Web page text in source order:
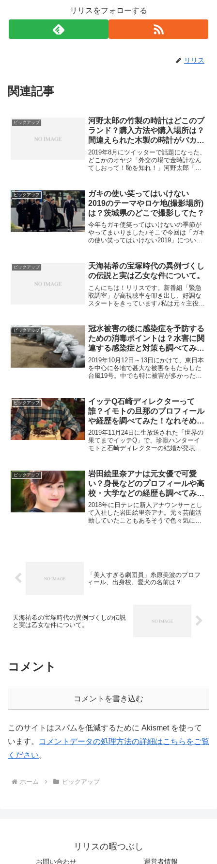
リリスをフォローする
リリス
関連記事
ピックアップ
河野太郎の竹製の時計はどこのブ
ランド？購入方法や購入場所は？
間違えられた木製の時計がバカ売
れ？！
2019年8月にツイッターで話題になった、
どこかのオヤジ「外交の場で金時計なん
てしおって！恥を知れ！」河野太郎「竹
ド？ 河野太郎の竹製の時計の購入方法や
購入場所は？ 他...
ピックアップ
ガキの使い笑ってはいけない
2019のテーマやロケ地(撮影場所)
は？茨城県のどこで撮影してた？
今年もガキ使笑ってはいけないの季節が
やってまいりました♪そこで今回は「ガキ
の使い笑ってはいけない2019」につい
2019のロケ地(撮影場所)は？ ロケ地(撮影
場...
ピックアップ
天海祐希の宝塚時代の異例づくし
の伝説と実は乙女な件について。
こんにちは！リリスです。新番組「緊急
取調室」が高視聴率を叩き出し、好調な
スタートをきっています♪私は元々主役の
さんの宝塚時代の伝説とクールなイメー
ジのある天海さんの実は...
ピックアップ
冠水被害の後に感染症を予防する
ための消毒ポイントは？水害に関
連する感染症と対策も調べてみ
た！
2019年10月12日～13日にかけて、東日本
を中心に各地で甚大な被害をもたらした
台風19号。中でも特に被害が多かったの
くるのが、汚泥水などによる感染症。今
回は、水害に...
ピックアップ
イッテQ石崎ディレクターって
誰？イモトの旦那のプロフィール
や経歴を調べてみた！なれそめ
も！
2019年11月24日に生放送された「世界の
果てまでイッテQ」で、珍獣ハンターイ
モトと石崎ディレクターの結婚が発表さ
ディレクターのプロフィールや経歴は？
イモトと石...
ピックアップ
岩田絵里奈アナは元女優で可愛
い？身長などのプロフィールや高
校・大学などの経歴も調べてみ
た！
2018年に日テレに新人アナウンサーとし
て入社した岩田絵里奈アナ。元々芸能活
動していたこともあるそうで色々気にな
「美人すぎる劇団員」糸原美波のプロフ
ィール、出身校、愛犬の名前は？
天海祐希の宝塚時代の異例づくしの伝説
と実は乙女な件について。
コメント
コメントを書き込む
このサイトはスパムを低減するために Akismet を使って
います。
コメントデータの処理方法の詳細はこちらをご覧
ください。
ホーム ピックアップ
リリスの暇つぶし
お問い合わせ 運営者情報